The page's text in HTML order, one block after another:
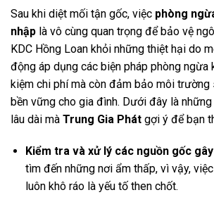
Sau khi diệt mối tận gốc, việc phòng
nhập là vô cùng quan trọng để bảo vệ
KDC Hồng Loan khỏi những thiệt hại do
động áp dụng các biện pháp phòng ngừa
kiệm chi phí mà còn đảm bảo môi trường
bền vững cho gia đình. Dưới đây là
lâu dài mà Trung Gia Phát gợi ý để bạn
Kiểm tra và xử lý các nguồn gốc
tìm đến những nơi ẩm thấp, vì vậy,
luôn khô ráo là yếu tố then chốt.